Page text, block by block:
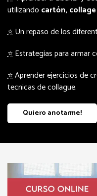
utilizando cartón,
⭐ Un repaso de los
⭐ Estrategias para armar
⭐Aprender ejercicios de
tecnicas de collague.
Quiero anotarme!